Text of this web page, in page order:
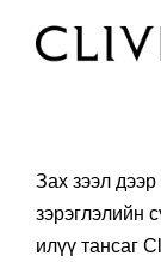
Зах зээл дээр
зэрэглэлийн
илүү тансаг